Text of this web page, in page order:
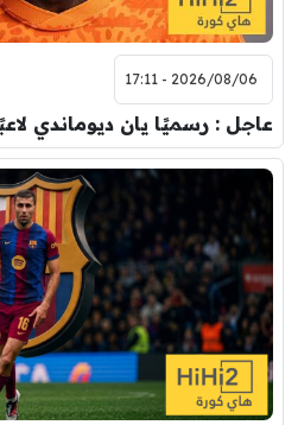
2026/08/06 - 17:11
عاجل : رسميًا يان ديوماندي